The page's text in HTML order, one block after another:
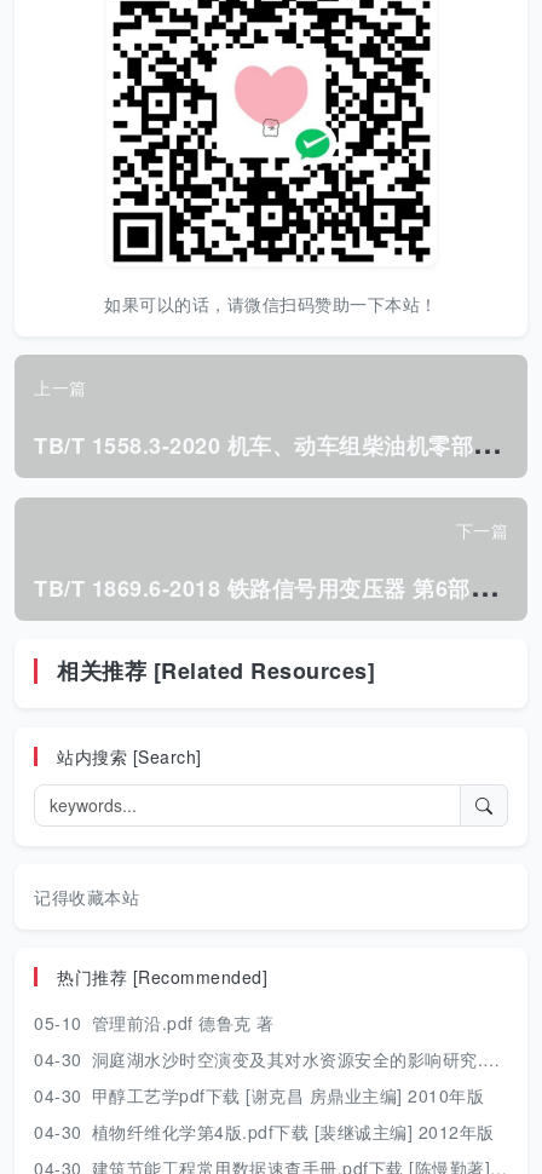
如果可以的话，请微信扫码赞助一下本站！
上一篇
T
B/T 1558.3-2020 机车、动车组柴油机零部件 第7部分:气缸盖.pdf
下一篇
T
B/T 1869.6-2018 铁路信号用变压器 第6部分:道岔表示变压器.pdf
相关推荐 [Related Resources]
站内搜索 [Search]
记得收藏本站
热门推荐 [Recommended]
05-10 管理前沿.pdf 德鲁克 著
04-30 洞庭湖水沙时空演变及其对水资源安全的影响研究.pdf 胡光伟 著 2017年版
04-30 甲醇工艺学pdf下载 [谢克昌 房鼎业主编] 2010年版
04-30 植物纤维化学第4版.pdf下载 [裴继诚主编] 2012年版
04-30 建筑节能工程常用数据速查手册.pdf下载 [陈慢勤著] 2010年版